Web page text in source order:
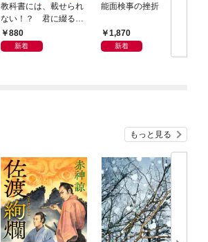
教科書には、載せられ
ない！？ 君に綴る５
つのパロディ
880
新着
能面検事の挫折
1,870
新着
もっと見る